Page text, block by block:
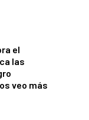
el
las
veo más